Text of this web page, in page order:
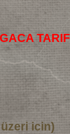
icin)